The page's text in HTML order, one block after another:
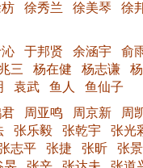
徐秀兰 徐美琴 徐
于邦贤 余涵宇 俞
三 杨在健 杨志谦
袁武 鱼人 鱼仙子
周亚鸣 周京新 周
张乐毅 张乾宇 张光
志平 张捷 张昕 张景